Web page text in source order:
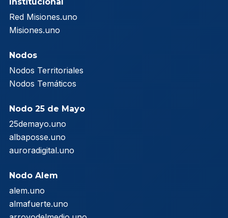
Institucional
Red Misiones.uno
Misiones.uno
Nodos
Nodos Territoriales
Nodos Temáticos
Nodo 25 de Mayo
25demayo.uno
albaposse.uno
auroradigital.uno
Nodo Alem
alem.uno
almafuerte.uno